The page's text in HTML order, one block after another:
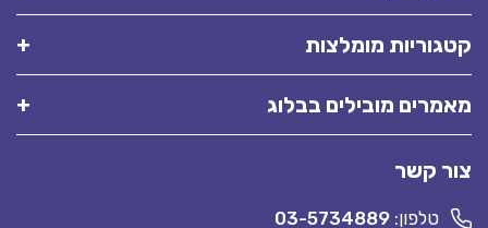
קטגוריות מומלצות
מאמרים מובילים בבלוג
צור קשר
טלפון: 03-5734889